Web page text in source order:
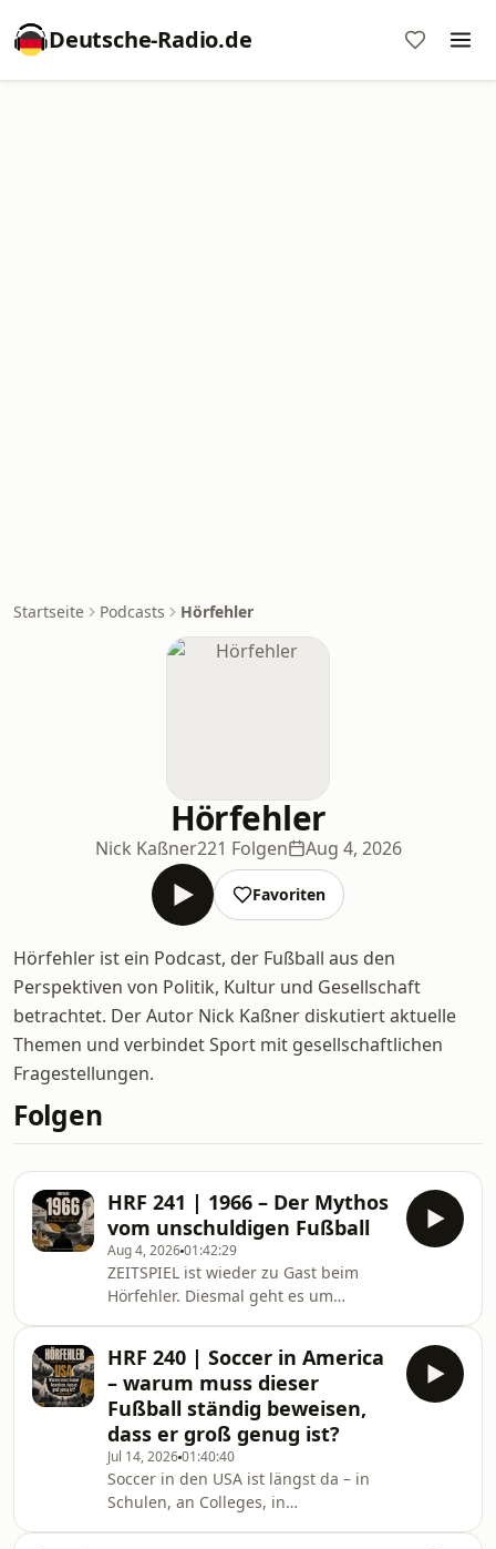
Deutsche-Radio.de
Startseite Podcasts Hörfehler
Hörfehler
Nick Kaßner221 Folgen Aug 4, 2026
Favoriten
Hörfehler ist ein Podcast, der Fußball aus den
Perspektiven von Politik, Kultur und Gesellschaft
betrachtet. Der Autor Nick Kaßner diskutiert aktuelle
Themen und verbindet Sport mit gesellschaftlichen
Fragestellungen.
Folgen
HRF 241 | 1966 – Der Mythos
vom unschuldigen Fußball
Aug 4, 202601:42:29
ZEITSPIEL ist wieder zu Gast beim
Hörfehler. Diesmal geht es um
Weiß-Bilder, World Cup Willie: Die WM
1966 wirkt bis heute wie ein
Sehnsuchtsort des alten Fußballs.
Aber dieses Bild hält nicht lange,
wenn man genauer hinschaut. Mit
Hardy Grüne und Dietrich Schulze-
Marmeling sprechen wir über 1966
als Fußballmythos, über Boykott
HRF 240 | Soccer in America
– warum muss dieser
Fußball ständig beweisen,
dass er groß genug ist?
Jul 14, 202601:40:40
Soccer in den USA ist längst da – in
Schulen, an Colleges, in